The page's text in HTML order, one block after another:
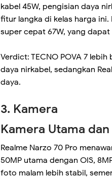
kabel 45W, pengisian daya
fitur langka di kelas harga ini.
super cepat 67W, yang
Verdict: TECNO POVA 7
daya nirkabel, sedangkan
daya.
3. Kamera
Kamera Utama
Realme Narzo 70 Pro
50MP utama dengan OIS,
foto malam lebih stabil,